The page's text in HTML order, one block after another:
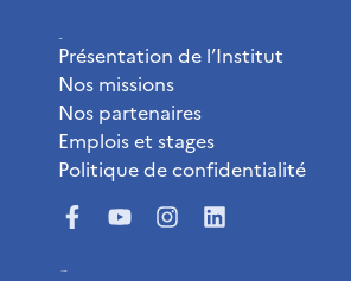
Présentation de l’Institut
Nos missions
Nos partenaires
Emplois et stages
Politique de confidentialité